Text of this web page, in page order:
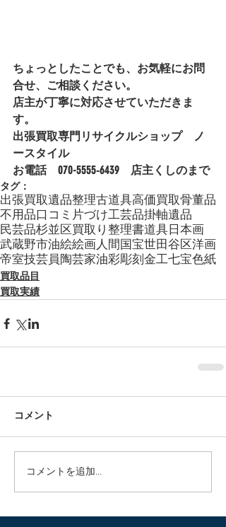
ちょっとしたことでも、お気軽にお問
合せ、ご相談ください。
店主が丁寧に対応させていただきま
す。
出張買取専門リサイクルショップ　ノ
ースタイル
お電話　070-5555‐6439　店主くしのまで
タグ：
出張買取遺品整理古道具高価買取骨董品
不用品 口コミ 片づけ工芸品掛軸遺品
民芸品杉並区買取り 整理書道具 日本画
武蔵野市油絵絵画人間国宝世田谷区洋画
帝室技芸員陶芸家油彩彫刻金工七宝色紙
買取品目
買取実績
コメント
コメントを追加…